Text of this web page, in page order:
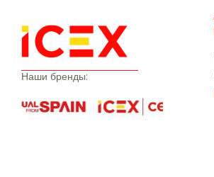
Наши бренды: